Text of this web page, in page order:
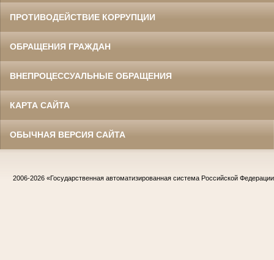
ПРОТИВОДЕЙСТВИЕ КОРРУПЦИИ
ОБРАЩЕНИЯ ГРАЖДАН
ВНЕПРОЦЕССУАЛЬНЫЕ ОБРАЩЕНИЯ
КАРТА САЙТА
ОБЫЧНАЯ ВЕРСИЯ САЙТА
2006-2026 «Государственная автоматизированная система Российской